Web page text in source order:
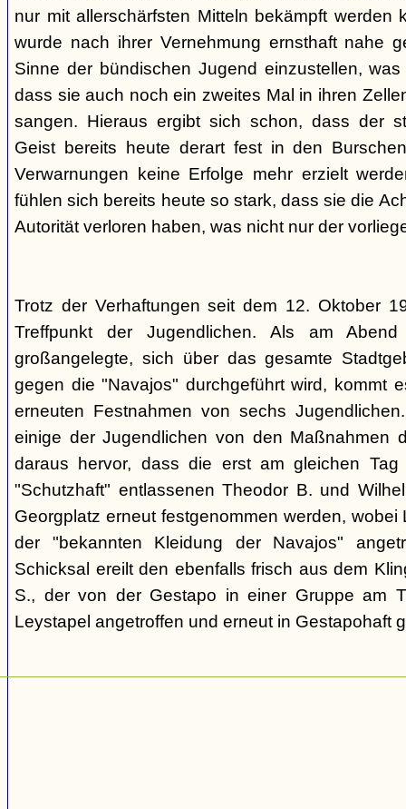
nur mit allerschärfsten Mitteln bekämpft werden
wurde nach ihrer Vernehmung ernsthaft nahe
Sinne der bündischen Jugend einzustellen,
dass sie auch noch ein zweites Mal in ihren
sangen. Hieraus ergibt sich schon, dass der
Geist bereits heute derart fest in den
Verwarnungen keine Erfolge mehr erzielt
fühlen sich bereits heute so stark, dass sie die
Autorität verloren haben, was nicht nur der
Trotz der Verhaftungen seit dem 12. Oktober
Treffpunkt der Jugendlichen. Als am
großangelegte, sich über das gesamte
gegen die "Navajos" durchgeführt wird, kommt
erneuten Festnahmen von sechs
einige der Jugendlichen von den Maßnahmen
daraus hervor, dass die erst am gleichen Tag
"Schutzhaft" entlassenen Theodor B. und
Georgplatz erneut festgenommen werden, wobei
der "bekannten Kleidung der Navajos"
Schicksal ereilt den ebenfalls frisch aus dem
S., der von der Gestapo in einer Gruppe am
Leystapel angetroffen und erneut in Gestapohaft